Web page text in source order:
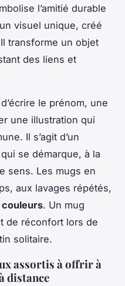
l’amitié durable
visuel unique, créé
transforme un objet
des liens et
le prénom, une
une illustration qui
Il s’agit d’un
se démarque, à la
sens. Les mugs en
aux lavages répétés,
. Un mug
de réconfort lors de
solitaire.
assortis à offrir à
distance